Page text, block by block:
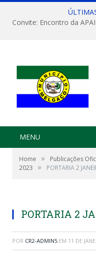
MENU
Home » Publicações
2023
» PORTARIA 2
PORTARIA 2
POR CR2-ADMIN5 EM 11 DE